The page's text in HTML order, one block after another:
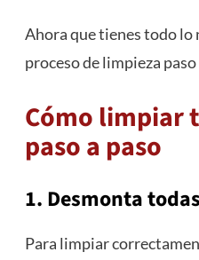
Ahora que tienes todo lo
proceso de limpieza paso
Cómo limpiar
paso a paso
1. Desmonta
Para limpiar